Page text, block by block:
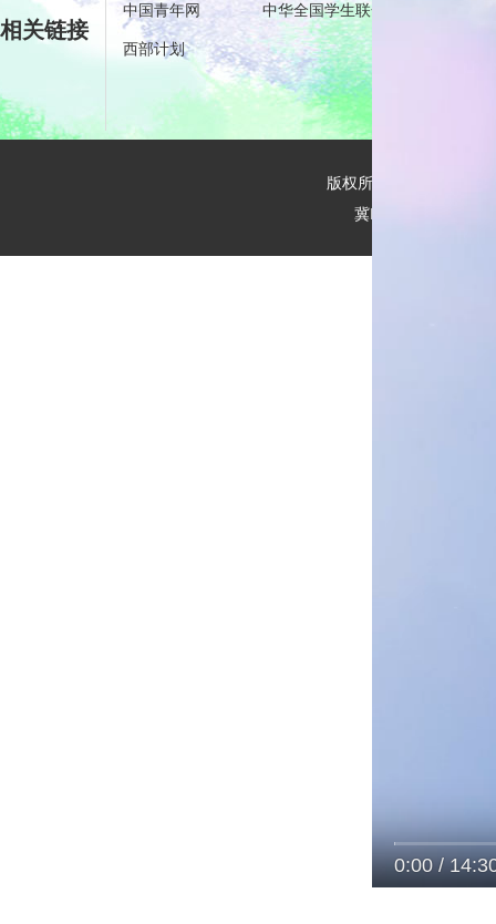
0:00/
相关链接
中国青年网 中华全国学生联合会
西部计划
版权所有：河北师范大
冀ICP备18011017